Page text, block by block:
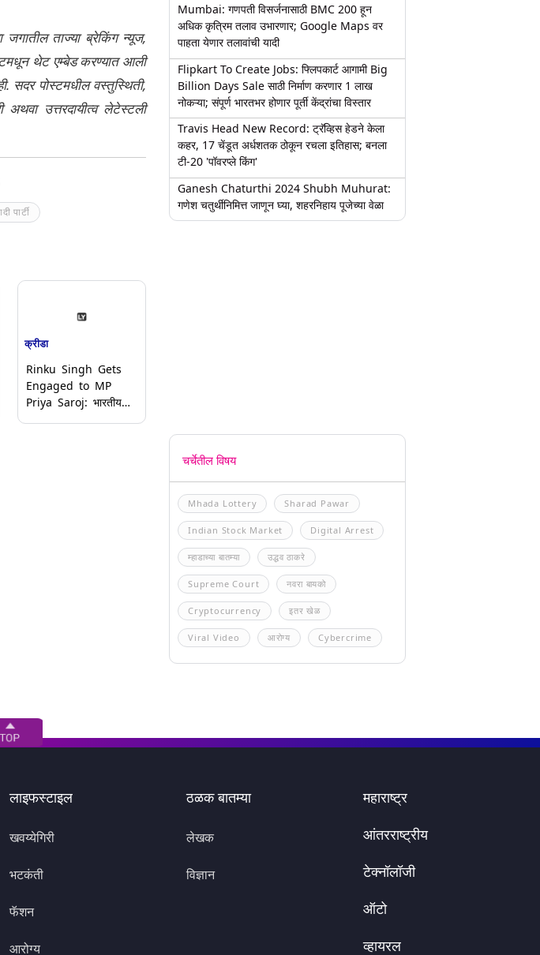
ताज्या ब्रेकिंग न्यूज,
थेट एम्बेड करण्यात आली
सदर पोस्टमधील वस्तुस्थिती,
उत्तरदायीत्व लेटेस्टली
पार्टी
क्रीडा
Rinku Singh Gets
Engaged to MP
Priya Saroj: भारतीय
Mumbai: गणपती विसर्जनासाठी BMC 200 हून
अधिक कृत्रिम तलाव उभारणार; Google Maps वर
पाहता येणार तलावांची यादी
Flipkart To Create Jobs: फ्लिपकार्ट आगामी Big
Billion Days Sale साठी निर्माण करणार 1 लाख
नोकऱ्या; संपूर्ण भारतभर होणार पूर्ती केंद्रांचा विस्तार
Travis Head New Record: ट्रॅव्हिस हेडने केला
कहर, 17 चेंडूत अर्धशतक ठोकून रचला इतिहास; बनला
टी-20 'पॉवरप्ले किंग'
Ganesh Chaturthi 2024 Shubh Muhurat:
गणेश चतुर्थीनिमित्त जाणून घ्या, शहरनिहाय पूजेच्या वेळा
चर्चेतील विषय
Mhada Lottery Sharad Pawar
Indian Stock Market Digital Arrest
म्हाडाच्या बातम्या उद्धव ठाकरे
Supreme Court नवरा बायको
Cryptocurrency इतर खेळ
Viral Video आरोग्य Cybercrime
लाइफस्टाइल
खवय्येगिरी
भटकंती
फॅशन
आरोग्य
ठळक बातम्या
लेखक
विज्ञान
महाराष्ट्र
आंतरराष्ट्रीय
टेक्नॉलॉजी
ऑटो
व्हायरल